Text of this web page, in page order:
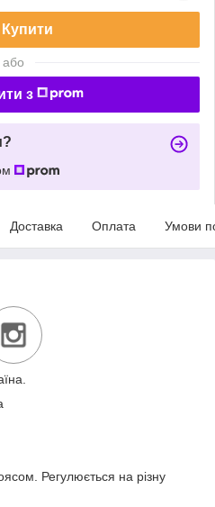
Купити
або
з
Доставка Оплата Умови
Регулюється на різну